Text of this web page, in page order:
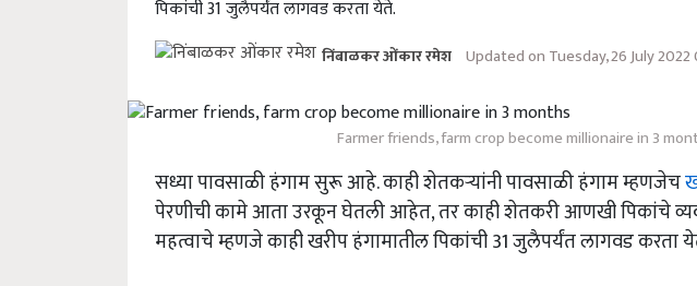
पिकांची 31 जुलैपर्यंत लागवड करता येते.
निंबाळकर ओंकार रमेश Updated on Tuesday, 26 July
Farmer friends, farm crop become millionaire in 3
सध्या पावसाळी हंगाम सुरू आहे. काही शेतकऱ्यांनी पावसाळी हंगाम म्हणजेच
पेरणीची कामे आता उरकून घेतली आहेत, तर काही शेतकरी आणखी पिकांचे
महत्वाचे म्हणजे काही खरीप हंगामातील पिकांची 31 जुलैपर्यंत लागवड करता